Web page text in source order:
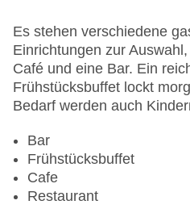
Anzahl der Aufzüge: 1
Zimmerservice
Gesamtanzahl der
Gesamtanzahl der
Zahlungsarten:
Landeskategorie: 4 Sterne
Es stehen verschiedene
Einrichtungen zur
Café und eine Bar. Ein
Frühstücksbuffet lockt
Bedarf werden auch
Bar
Frühstücksbuffet
Cafe
Restaurant